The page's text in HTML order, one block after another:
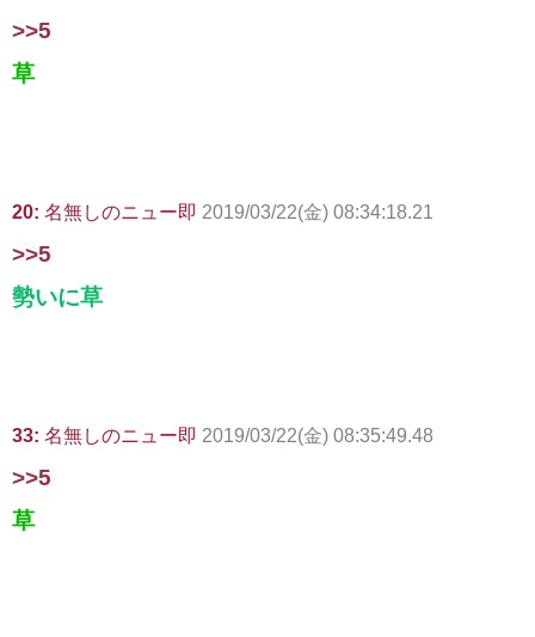
>>5
草
20: 名無しのニュー即 2019/03/22(金) 08:34:18.21
>>5
勢いに草
33: 名無しのニュー即 2019/03/22(金) 08:35:49.48
>>5
草